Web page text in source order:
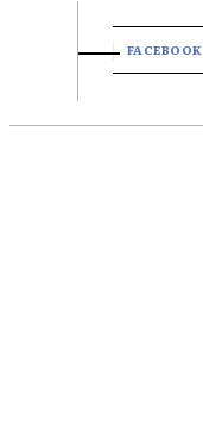
FACEBOOK